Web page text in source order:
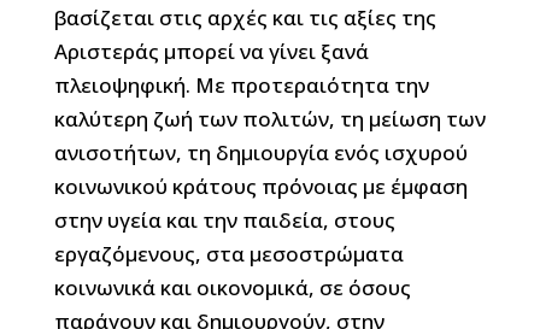
βασίζεται στις αρχές και τις αξίες της
Αριστεράς μπορεί να γίνει ξανά
πλειοψηφική. Με προτεραιότητα την
καλύτερη ζωή των πολιτών, τη μείωση των
ανισοτήτων, τη δημιουργία ενός ισχυρού
κοινωνικού κράτους πρόνοιας με έμφαση
στην υγεία και την παιδεία, στους
εργαζόμενους, στα μεσοστρώματα
κοινωνικά και οικονομικά, σε όσους
παράγουν και δημιουργούν, στην